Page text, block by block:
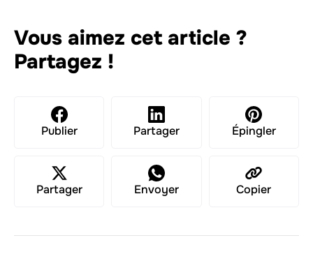
Vous aimez cet article ?
Partagez !
Publier Partager Épingler
Partager Envoyer Copier